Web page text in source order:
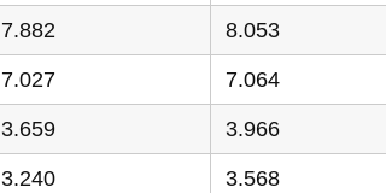
7.882 8.053
7.027 7.064
3.659 3.966
3.240 3.568